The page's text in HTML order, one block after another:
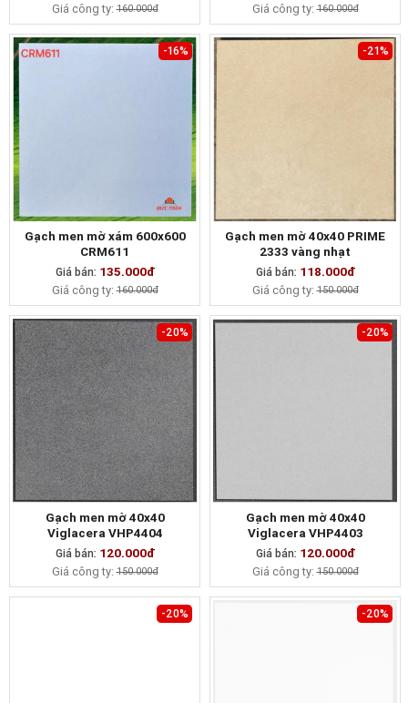
Giá công ty:160.000đ Giá công ty:160.000đ
-16%
MUA NGAY
Gạch men mờ xám 600x600
CRM611
Giá bán: 135.000đ
Giá công ty:160.000đ
-21%
MUA NGAY
Gạch men mờ 40x40 PRIME
2333 vàng nhạt
Giá bán: 118.000đ
Giá công ty:150.000đ
-20%
MUA NGAY
Gạch men mờ 40x40
Viglacera VHP4404
Giá bán: 120.000đ
Giá công ty:150.000đ
-20%
MUA NGAY
Gạch men mờ 40x40
Viglacera VHP4403
Giá bán: 120.000đ
Giá công ty:150.000đ
-20% -20%